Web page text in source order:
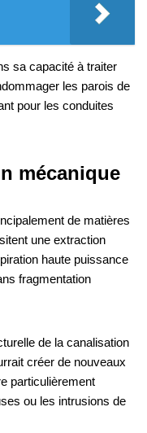
sa capacité à traiter
les parois de
pour les conduites
mécanique
de matières
une extraction
haute puissance
fragmentation
de la canalisation
créer de nouveaux
particulièrement
ou les intrusions de